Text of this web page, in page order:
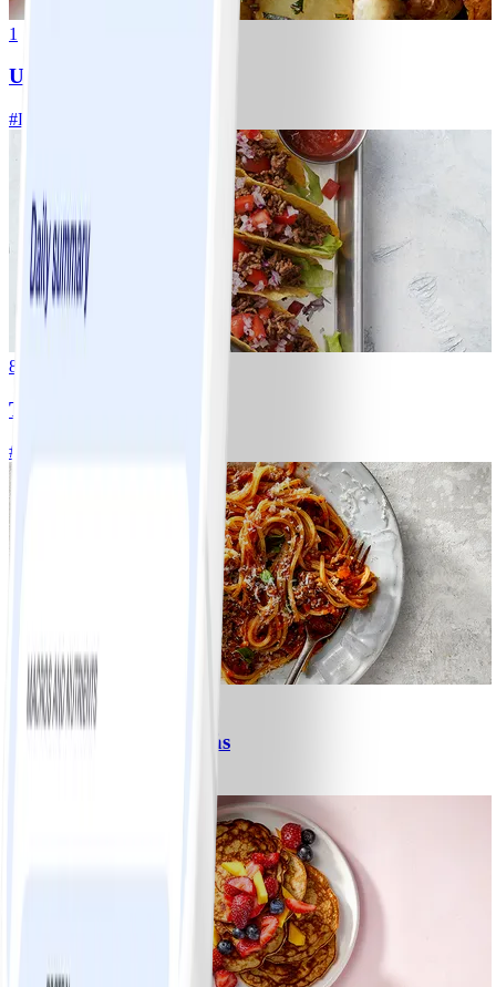
1
Ugnsrostad potatis
#Lätt
8
Tacos
#
Spagetti med köttfärssås